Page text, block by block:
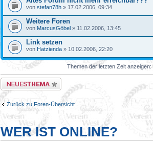
von stefan78h » 17.02.2006, 09:34
Weitere Foren
von MarcusGöbel » 11.02.2006, 13:45
Link setzen
von Hatzienda » 10.02.2006, 22:20
Themen der letzten Zeit anzeigen:
Neues Thema erstellen
Zurück zu Foren-Übersicht
WER IST ONLINE?